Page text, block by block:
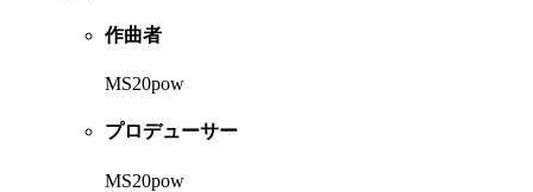
作曲者
MS20pow
プロデューサー
MS20pow